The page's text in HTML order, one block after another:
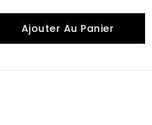
Ajouter Au Panier